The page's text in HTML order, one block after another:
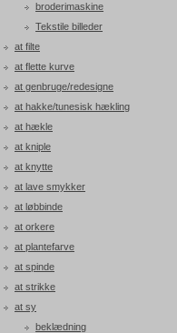
broderimaskine
Tekstile billeder
at filte
at flette kurve
at genbruge/redesigne
at hakke/tunesisk hækling
at hækle
at kniple
at knytte
at lave smykker
at løbbinde
at orkere
at plantefarve
at spinde
at strikke
at sy
beklædning